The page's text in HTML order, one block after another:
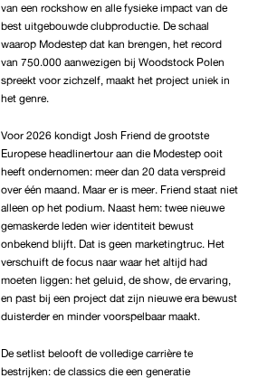
van een rockshow en alle fysieke impact van de
best uitgebouwde clubproductie. De schaal
waarop Modestep dat kan brengen, het record
van 750.000 aanwezigen bij Woodstock Polen
spreekt voor zichzelf, maakt het project uniek in
het genre.
Voor 2026 kondigt Josh Friend de grootste
Europese headlinertour aan die Modestep ooit
heeft ondernomen: meer dan 20 data verspreid
over één maand. Maar er is meer. Friend staat niet
alleen op het podium. Naast hem: twee nieuwe
gemaskerde leden wier identiteit bewust
onbekend blijft. Dat is geen marketingtruc. Het
verschuift de focus naar waar het altijd had
moeten liggen: het geluid, de show, de ervaring,
en past bij een project dat zijn nieuwe era bewust
duisterder en minder voorspelbaar maakt.
De setlist belooft de volledige carrière te
bestrijken: de classics die een generatie